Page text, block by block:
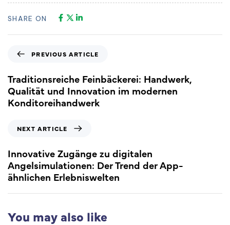
SHARE ON
PREVIOUS ARTICLE
Traditionsreiche Feinbäckerei: Handwerk,
Qualität und Innovation im modernen
Konditoreihandwerk
NEXT ARTICLE
Innovative Zugänge zu digitalen
Angelsimulationen: Der Trend der App-
ähnlichen Erlebniswelten
You may also like